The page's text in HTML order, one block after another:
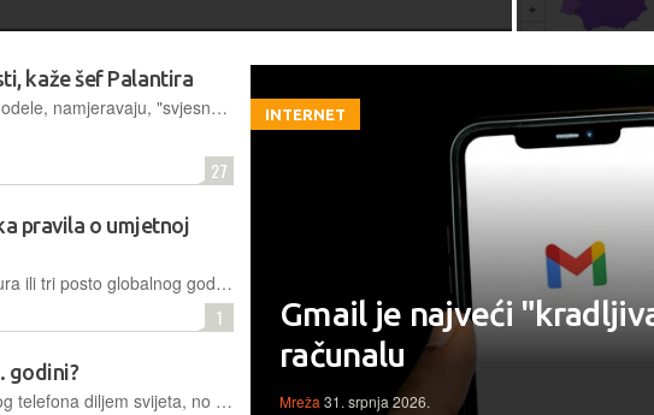
kaže šef Palantira
Brojne tvrtke koje grade velike jezične modele, namjeravaju, "svjesno ili ne, zauzeti sredstva proizvodnje svojih navodnih partnera", uvjeren je Karp
27
pravila o umjetnoj
Kazne mogu dosegnuti do 15 milijuna eura ili tri posto globalnog godišnjeg prihoda za tvrtke i 750 tisuća eura za institucije, tijela i agencije Unije
1
godini?
Apple prodaje isti vodeći model pametnog telefona diljem svijeta, no njegova maloprodajna cijena znatno se razlikuje od tržišta do tržišta
INTERNET
Gmail je najveći
računalu
Mreža 31. srpnja 2026.